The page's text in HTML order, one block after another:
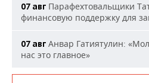
07 авг Парафехтовальщики
финансовую поддержку для
07 авг Анвар Гатиятулин:
нас это главное»